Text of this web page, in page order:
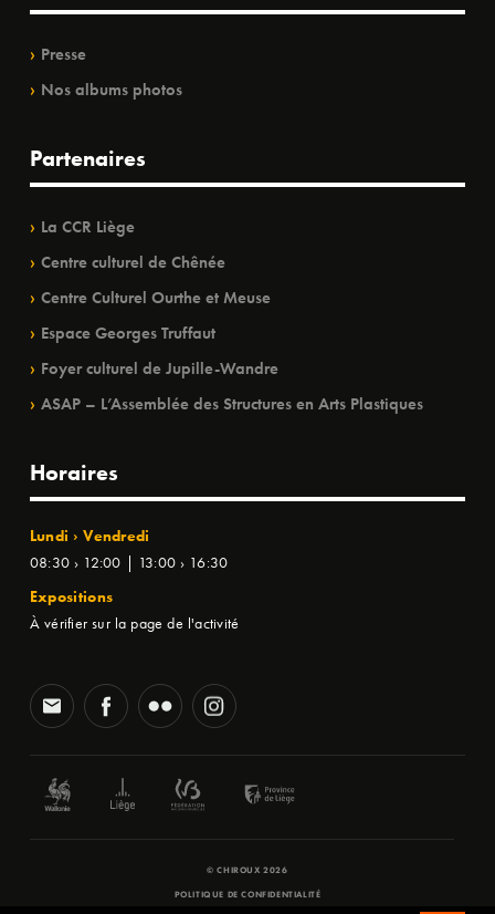
Presse
Nos albums photos
Partenaires
La CCR Liège
Centre culturel de Chênée
Centre Culturel Ourthe et Meuse
Espace Georges Truffaut
Foyer culturel de Jupille-Wandre
ASAP – L’Assemblée des Structures en Arts Plastiques
Horaires
Lundi › Vendredi
08:30 › 12:00 | 13:00 › 16:30
Expositions
À vérifier sur la page de l'activité
© CHIROUX 2026
POLITIQUE DE CONFIDENTIALITÉ